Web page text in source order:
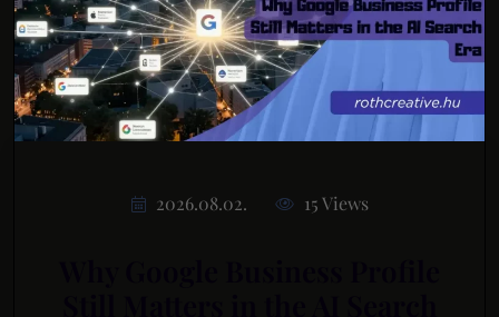
2026.08.02. 15 Views